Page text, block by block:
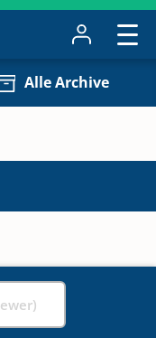
Alle Archive